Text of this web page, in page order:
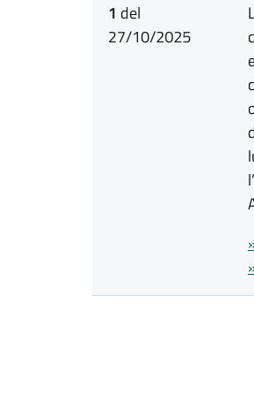
1 del
27/10/2025